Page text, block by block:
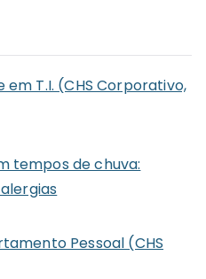
T.I. (CHS Corporativo,
tempos de chuva:
Pessoal (CHS